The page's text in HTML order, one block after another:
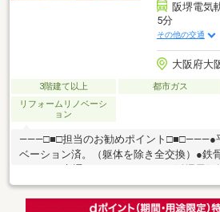
阪堺電気
5分
その他の交通
大阪府大
3階建て以上 都市ガス
リフォームリノベーシ
ョン
―――□■□担当のお勧めポイント□■□―――●
ベーション済。（躯体を除き全交換）●鉄
駅徒歩５分●阪堺電気軌道上町線「北畠」
南海本線「天下茶屋」駅徒歩１４分